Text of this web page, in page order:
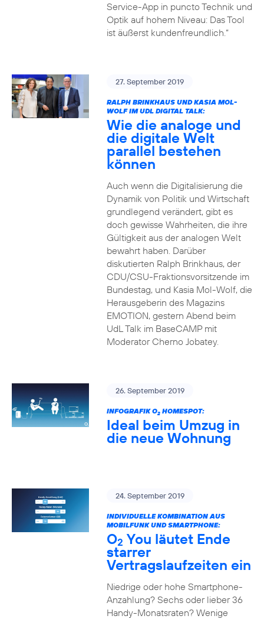
Service-App in puncto Technik und
Optik auf hohem Niveau: Das Tool
ist äußerst kundenfreundlich.“
27. September 2019
RALPH BRINKHAUS UND KASIA MOL-
WOLF IM UDL DIGITAL TALK:
Wie die analoge und
die digitale Welt
parallel bestehen
können
Auch wenn die Digitalisierung die
Dynamik von Politik und Wirtschaft
grundlegend verändert, gibt es
doch gewisse Wahrheiten, die ihre
Gültigkeit aus der analogen Welt
bewahrt haben. Darüber
diskutierten Ralph Brinkhaus, der
CDU/CSU-Fraktionsvorsitzende im
Bundestag, und Kasia Mol-Wolf, die
Herausgeberin des Magazins
EMOTION, gestern Abend beim
UdL Talk im BaseCAMP mit
Moderator Cherno Jobatey.
26. September 2019
INFOGRAFIK O2HOMESPOT:
Ideal beim Umzug in
die neue Wohnung
24. September 2019
INDIVIDUELLE KOMBINATION AUS
MOBILFUNK UND SMARTPHONE:
O2 You läutet Ende
starrer
Vertragslaufzeiten ein
Niedrige oder hohe Smartphone-
Anzahlung? Sechs oder lieber 36
Handy-Monatsraten? Wenige